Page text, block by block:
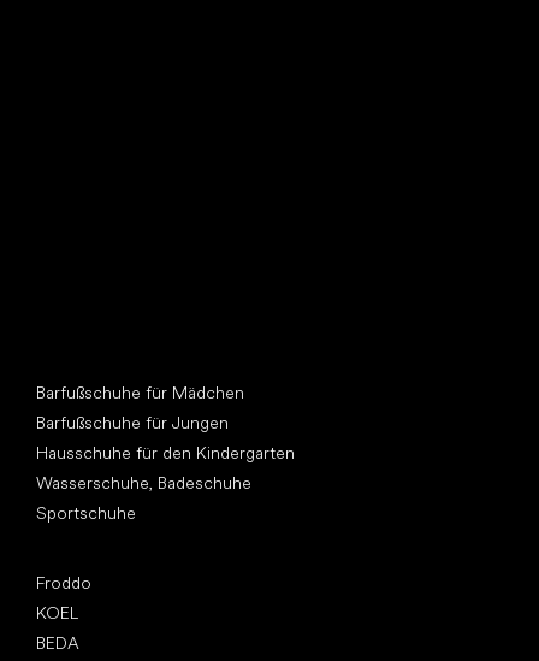
Barfußschuhe für Mädchen
Barfußschuhe für Jungen
Hausschuhe für den Kindergarten
Wasserschuhe, Badeschuhe
Sportschuhe
Froddo
KOEL
BEDA